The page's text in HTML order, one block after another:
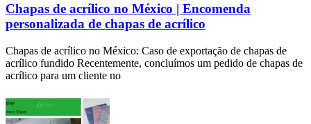
Chapas de acrílico no México | Encomenda
personalizada de chapas de acrílico
Chapas de acrílico no México: Caso de exportação de chapas de
acrílico fundido Recentemente, concluímos um pedido de chapas de
acrílico para um cliente no